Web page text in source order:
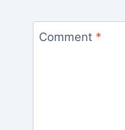
Comment *